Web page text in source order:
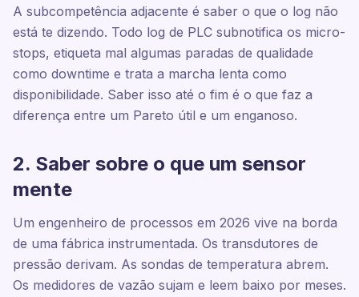
A subcompetência adjacente é saber o que o log não
está te dizendo. Todo log de PLC subnotifica os micro-
stops, etiqueta mal algumas paradas de qualidade
como downtime e trata a marcha lenta como
disponibilidade. Saber isso até o fim é o que faz a
diferença entre um Pareto útil e um enganoso.
2. Saber sobre o que um sensor
mente
Um engenheiro de processos em 2026 vive na borda
de uma fábrica instrumentada. Os transdutores de
pressão derivam. As sondas de temperatura abrem.
Os medidores de vazão sujam e leem baixo por meses.